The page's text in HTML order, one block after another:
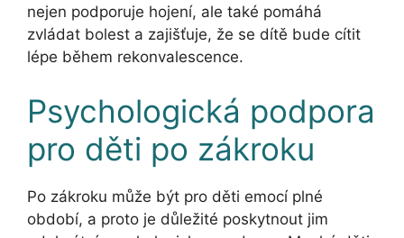
nejen podporuje hojení, ale také pomáhá
zvládat bolest a zajišťuje, že se dítě bude cítit
lépe během rekonvalescence.
Psychologická podpora
pro děti po zákroku
Po zákroku může být pro děti emocí plné
období, a proto je důležité poskytnout jim